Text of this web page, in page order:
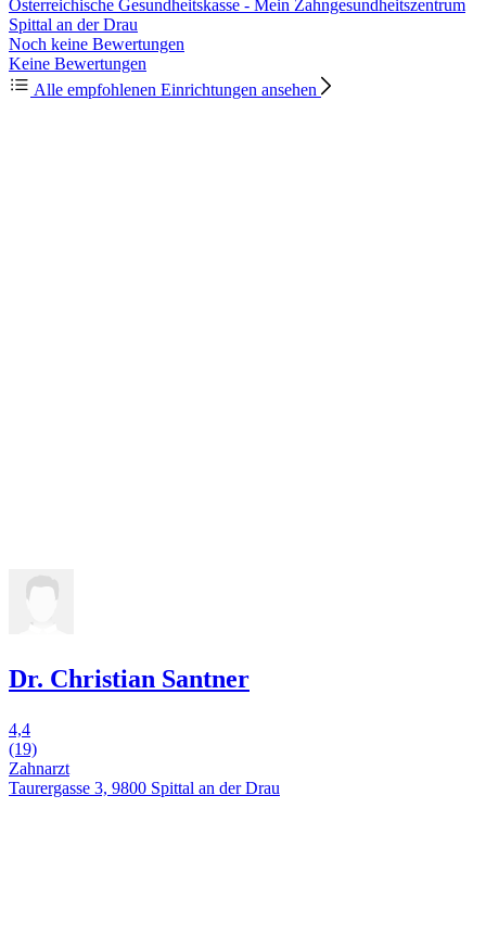
Österreichische Gesundheitskasse - Mein Zahngesundheitszentrum
Spittal an der Drau
Noch keine Bewertungen
Keine Bewertungen
Alle empfohlenen Einrichtungen ansehen
Dr. Christian Santner
4,4
(19)
Zahnarzt
Taurergasse 3, 9800 Spittal an der Drau